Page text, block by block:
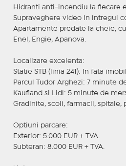
Hidranti anti-incendiu la fiecare
Supraveghere video in intregul
Apartamente predate la cheie,
Enel, Engie, Apanova.
Localizare excelenta:
Statie STB (linia 241): In fata
Parcul Tudor Arghezi: 7 minute
Kaufland si Lidl: 5 minute de
Gradinite, scoli, farmacii, spitale,
Optiuni parcare:
Exterior: 5.000 EUR + TVA.
Subteran: 8.000 EUR + TVA.